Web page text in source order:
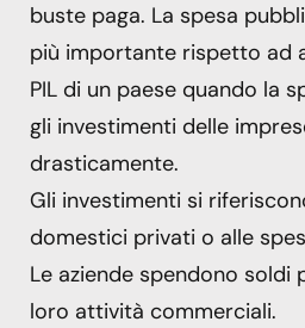
buste paga. La spesa
più importante rispetto ad
PIL di un paese quando la
gli investimenti delle
drasticamente.
Gli investimenti si
domestici privati ​​o alle
Le aziende spendono soldi
loro attività commerciali.